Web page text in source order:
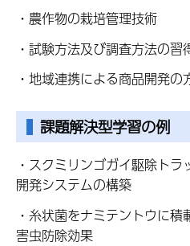
・農作物の栽培管理技術
・試験方法及び調査方法の習
・地域連携による商品開発の
課題解決型学習の例
・スクミリンゴガイ駆除ト
開発システムの構築
・糸状菌をナミテントウに
害虫防除効果